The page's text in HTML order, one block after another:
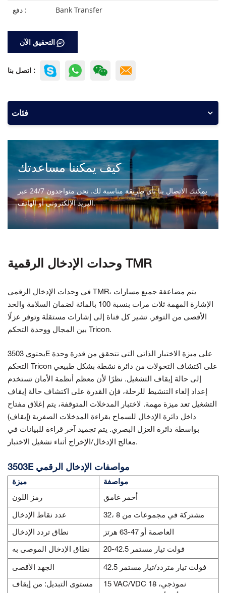
دفع :
Bank Transfer
التحقيق الآن
اتصل بنا :
فئات
كيف يمكننا مساعدتك
يمكنك الاتصال بنا بأي طريقة مناسبة لك. نحن متواجدون 24/7 عبر
البريد الإلكتروني أو الهاتف.
اتصل بنا
وحدات الإدخال الرقمية TMR
في وحدات الإدخال الرقمي TMR، يتم مضاعفة جميع مسارات
الإشارة المهمة ثلاث مرات بنسبة 100 بالمائة لضمان السلامة والحد
الأقصى من التوفر. تشير كل قناة إلى إشارات مستقلة وتوفر عزلًا
بين المجال ووحدة التحكم Tricon.
يحتوي 3503E على ميزة الاختبار الذاتي التي تتحقق من قدرة وحدة
التحكم Tricon على اكتشاف التحولات من دائرة نشطة بشكل طبيعي
إلى حالة إيقاف التشغيل. نظرًا لأن معظم أنظمة الأمان تستخدم
إعداد إلغاء التنشيط للرحلة، فإن القدرة على اكتشاف حالة إيقاف
التشغيل تعد ميزة مهمة. لاختبار المدخلات المتوقفة، يتم إغلاق مفتاح
داخل دائرة الإدخال للسماح بقراءة المدخلات الصفرية (إيقاف)
بواسطة دائرة العزل البصري. يتم تجميد آخر قراءة للبيانات في
معالج الإدخال/الإخراج أثناء تشغيل الاختبار.
3503E مواصفات الإدخال الرقمي
ميزة مواصفة
رمز اللون أحمر غامق
عدد نقاط الإدخال 32، مشتركة في مجموعات من 8
نطاق تردد الإدخال العاصمة أو 47-63 هرتز
نطاق الإدخال الموصى به 20-42.5 فولت تيار مستمر
الجهد الأقصى 42.5 فولت تيار متردد/تيار مستمر
مستوى التبديل: من إيقاف
15 VAC/VDC نموذجي، 18